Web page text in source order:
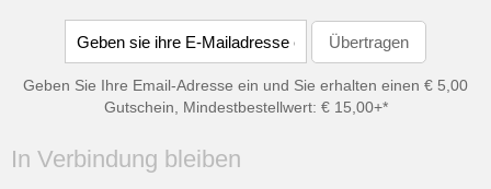
Geben Sie Ihre Email-Adresse ein und Sie erhalten einen € 5,00
Gutschein, Mindestbestellwert: € 15,00+*
In Verbindung bleiben